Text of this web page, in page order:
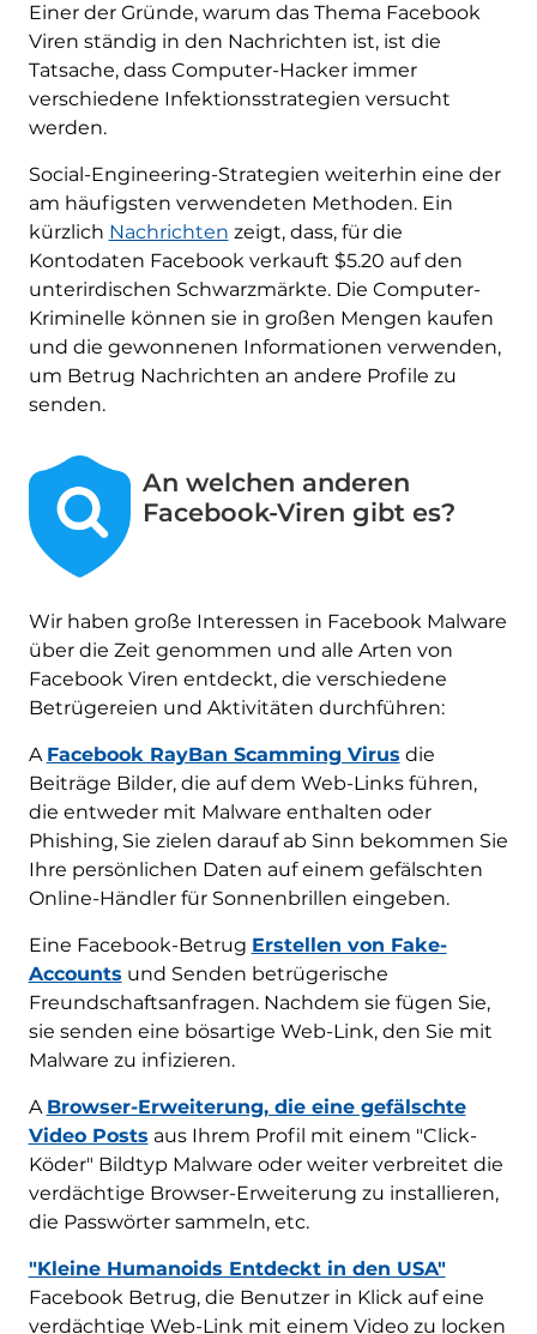
Einer der Gründe, warum das Thema Facebook
Viren ständig in den Nachrichten ist, ist die
Tatsache, dass Computer-Hacker immer
verschiedene Infektionsstrategien versucht
werden.
Social-Engineering-Strategien weiterhin eine der
am häufigsten verwendeten Methoden. Ein
kürzlich Nachrichten zeigt, dass, für die
Kontodaten Facebook verkauft $5.20 auf den
unterirdischen Schwarzmärkte. Die Computer-
Kriminelle können sie in großen Mengen kaufen
und die gewonnenen Informationen verwenden,
um Betrug Nachrichten an andere Profile zu
senden.
An welchen anderen
Facebook-Viren gibt es?
Wir haben große Interessen in Facebook Malware
über die Zeit genommen und alle Arten von
Facebook Viren entdeckt, die verschiedene
Betrügereien und Aktivitäten durchführen:
A Facebook RayBan Scamming Virus die
Beiträge Bilder, die auf dem Web-Links führen,
die entweder mit Malware enthalten oder
Phishing, Sie zielen darauf ab Sinn bekommen Sie
Ihre persönlichen Daten auf einem gefälschten
Online-Händler für Sonnenbrillen eingeben.
Eine Facebook-Betrug Erstellen von Fake-
Accounts und Senden betrügerische
Freundschaftsanfragen. Nachdem sie fügen Sie,
sie senden eine bösartige Web-Link, den Sie mit
Malware zu infizieren.
A Browser-Erweiterung, die eine gefälschte
Video Posts aus Ihrem Profil mit einem "Click-
Köder" Bildtyp Malware oder weiter verbreitet die
verdächtige Browser-Erweiterung zu installieren,
die Passwörter sammeln, etc.
"Kleine Humanoids Entdeckt in den USA"
Facebook Betrug, die Benutzer in Klick auf eine
verdächtige Web-Link mit einem Video zu locken